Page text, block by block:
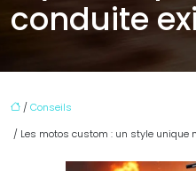
conduite
/Conseils
/ Les motos custom : un style unique